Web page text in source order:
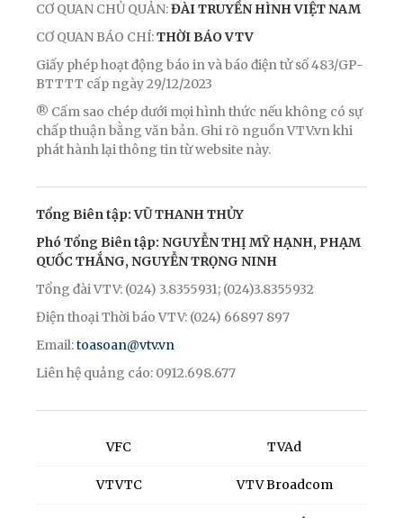
CƠ QUAN CHỦ QUẢN:ĐÀI TRUYỀN HÌNH VIỆT NAM
CƠ QUAN BÁO CHÍ:THỜI BÁO VTV
Giấy phép hoạt động báo in và báo điện tử số 483/GP-
BTTTT cấp ngày 29/12/2023
® Cấm sao chép dưới mọi hình thức nếu không có sự
chấp thuận bằng văn bản. Ghi rõ nguồn VTV.vn khi
phát hành lại thông tin từ website này.
Tổng Biên tập: VŨ THANH THỦY
Phó Tổng Biên tập: NGUYỄN THỊ MỸ HẠNH, PHẠM
QUỐC THẮNG, NGUYỄN TRỌNG NINH
Tổng đài VTV: (024) 3.8355931; (024)3.8355932
Điện thoại Thời báo VTV: (024) 66897 897
Email:toasoan@vtv.vn
Liên hệ quảng cáo: 0912.698.677
VFC
VTVTC
TVAd
VTV Broadcom